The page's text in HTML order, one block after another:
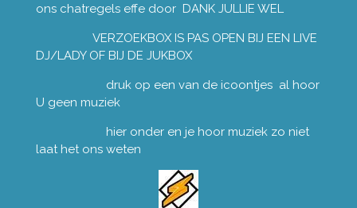
ons chatregels effe door DANK JULLIE WEL
VERZOEKBOX IS PAS OPEN BIJ EEN LIVE
DJ/LADY OF BIJ DE JUKBOX
druk op een van de icoontjes al hoor
U geen muziek
hier onder en je hoor muziek zo niet
laat het ons weten